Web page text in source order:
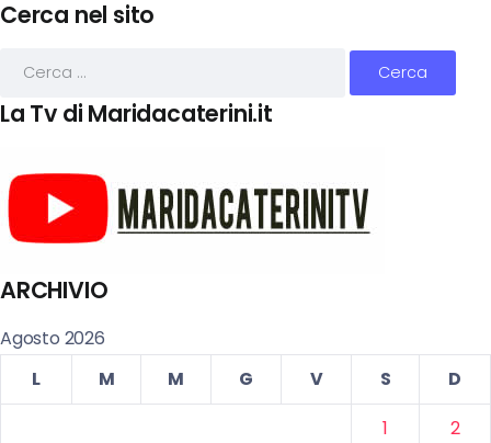
Cerca nel sito
La Tv di Maridacaterini.it
ARCHIVIO
Agosto 2026
L
M M G V S
D
1
2